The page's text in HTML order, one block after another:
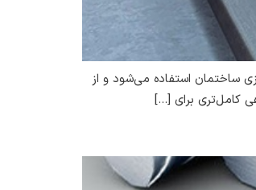
ساختمان استفاده می‌شود و از
کامل‌تری برای […]